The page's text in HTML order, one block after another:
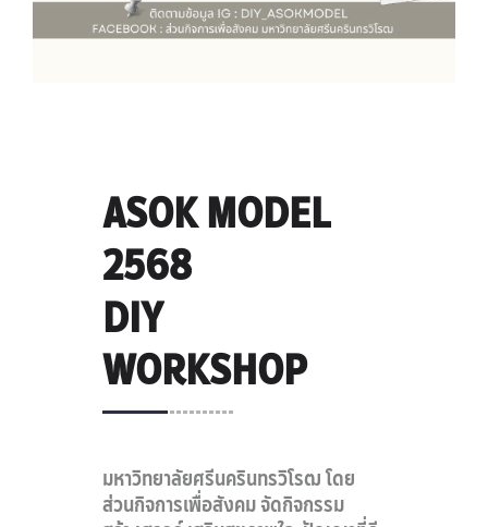
ASOK MODEL
2568
DIY
WORKSHOP
มหาวิทยาลัยศรีนครินทรวิโรฒ โดย
ส่วนกิจการเพื่อสังคม จัดกิจกรรม